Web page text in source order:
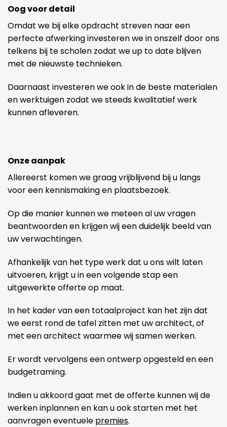
Oog voor detail
Omdat we bij elke opdracht streven naar een
perfecte afwerking investeren we in onszelf door ons
telkens bij te scholen zodat we up to date blijven
met de nieuwste technieken.
Daarnaast investeren we ook in de beste materialen
en werktuigen zodat we steeds kwalitatief werk
kunnen afleveren.
Onze aanpak
Allereerst komen we graag vrijblijvend bij u langs
voor een kennismaking en plaatsbezoek.
Op die manier kunnen we meteen al uw vragen
beantwoorden en krijgen wij een duidelijk beeld van
uw verwachtingen.
Afhankelijk van het type werk dat u ons wilt laten
uitvoeren, krijgt u in een volgende stap een
uitgewerkte offerte op maat.
In het kader van een totaalproject kan het zijn dat
we eerst rond de tafel zitten met uw architect, of
met een architect waarmee wij samen werken.
Er wordt vervolgens een ontwerp opgesteld en een
budgetraming.
Indien u akkoord gaat met de offerte kunnen wij de
werken inplannen en kan u ook starten met het
aanvragen eventuele premies.